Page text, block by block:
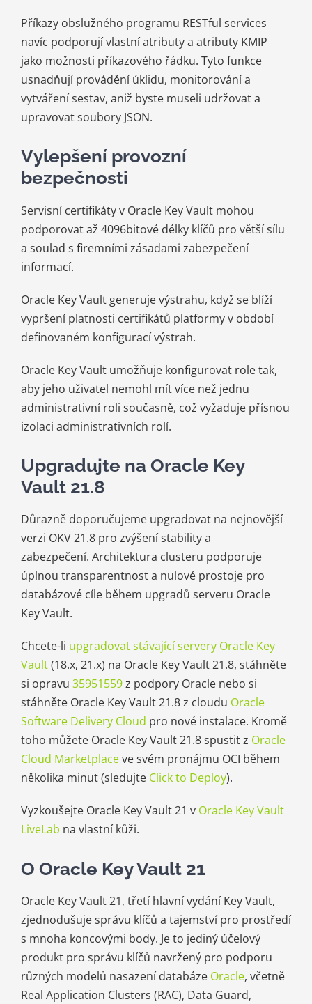
Příkazy obslužného programu RESTful services
navíc podporují vlastní atributy a atributy KMIP
jako možnosti příkazového řádku. Tyto funkce
usnadňují provádění úklidu, monitorování a
vytváření sestav, aniž byste museli udržovat a
upravovat soubory JSON.
Vylepšení provozní
bezpečnosti
Servisní certifikáty v Oracle Key Vault mohou
podporovat až 4096bitové délky klíčů pro větší sílu
a soulad s firemními zásadami zabezpečení
informací.
Oracle Key Vault generuje výstrahu, když se blíží
vypršení platnosti certifikátů platformy v období
definovaném konfigurací výstrah.
Oracle Key Vault umožňuje konfigurovat role tak,
aby jeho uživatel nemohl mít více než jednu
administrativní roli současně, což vyžaduje přísnou
izolaci administrativních rolí.
Upgradujte na Oracle Key
Vault 21.8
Důrazně doporučujeme upgradovat na nejnovější
verzi OKV 21.8 pro zvýšení stability a
zabezpečení. Architektura clusteru podporuje
úplnou transparentnost a nulové prostoje pro
databázové cíle během upgradů serveru Oracle
Key Vault.
Chcete-li upgradovat stávající servery Oracle Key
Vault(18.x, 21.x) na Oracle Key Vault 21.8, stáhněte
si opravu 35951559z podpory Oracle nebo si
stáhněte Oracle Key Vault 21.8 z cloudu Oracle
Software Delivery Cloud pro nové instalace. Kromě
toho můžete Oracle Key Vault 21.8 spustit z Oracle
Cloud Marketplaceve svém pronájmu OCI během
několika minut (sledujte Click to Deploy).
Vyzkoušejte Oracle Key Vault 21 v Oracle Key Vault
LiveLab na vlastní kůži.
O Oracle Key Vault 21
Oracle Key Vault 21, třetí hlavní vydání Key Vault,
zjednodušuje správu klíčů a tajemství pro prostředí
s mnoha koncovými body. Je to jediný účelový
produkt pro správu klíčů navržený pro podporu
různých modelů nasazení databáze Oracle, včetně
Real Application Clusters (RAC), Data Guard,